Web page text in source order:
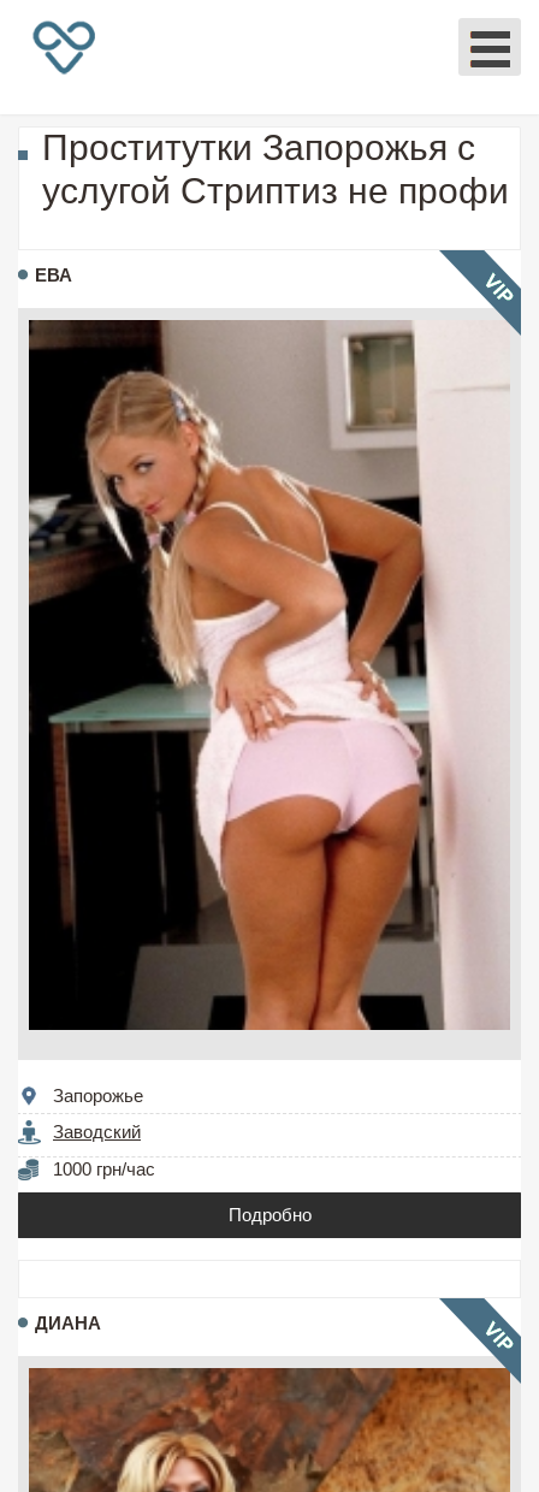
Проститутки Запорожья с
услугой Стриптиз не профи
ЕВА
Запорожье
Заводский
1000 грн/час
Подробно
ДИАНА